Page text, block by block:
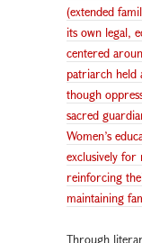
(extended
its own legal,
centered
patriarch held
though
sacred
Women’s
exclusively for
reinforcing
maintaining
Through